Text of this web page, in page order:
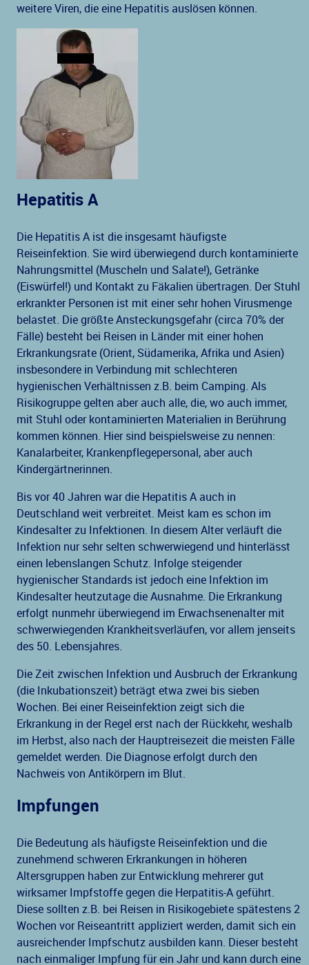
weitere Viren, die eine Hepatitis auslösen können.
Hepatitis A
Die Hepatitis A ist die insgesamt häufigste
Reiseinfektion. Sie wird überwiegend durch kontaminierte
Nahrungsmittel (Muscheln und Salate!), Getränke
(Eiswürfel!) und Kontakt zu Fäkalien übertragen. Der Stuhl
erkrankter Personen ist mit einer sehr hohen Virusmenge
belastet. Die größte Ansteckungsgefahr (circa 70% der
Fälle) besteht bei Reisen in Länder mit einer hohen
Erkrankungsrate (Orient, Südamerika, Afrika und Asien)
insbesondere in Verbindung mit schlechteren
hygienischen Verhältnissen z.B. beim Camping. Als
Risikogruppe gelten aber auch alle, die, wo auch immer,
mit Stuhl oder kontaminierten Materialien in Berührung
kommen können. Hier sind beispielsweise zu nennen:
Kanalarbeiter, Krankenpflegepersonal, aber auch
Kindergärtnerinnen.
Bis vor 40 Jahren war die Hepatitis A auch in
Deutschland weit verbreitet. Meist kam es schon im
Kindesalter zu Infektionen. In diesem Alter verläuft die
Infektion nur sehr selten schwerwiegend und hinterlässt
einen lebenslangen Schutz. Infolge steigender
hygienischer Standards ist jedoch eine Infektion im
Kindesalter heutzutage die Ausnahme. Die Erkrankung
erfolgt nunmehr überwiegend im Erwachsenenalter mit
schwerwiegenden Krankheitsverläufen, vor allem jenseits
des 50. Lebensjahres.
Die Zeit zwischen Infektion und Ausbruch der Erkrankung
(die Inkubationszeit) beträgt etwa zwei bis sieben
Wochen. Bei einer Reiseinfektion zeigt sich die
Erkrankung in der Regel erst nach der Rückkehr, weshalb
im Herbst, also nach der Hauptreisezeit die meisten Fälle
gemeldet werden. Die Diagnose erfolgt durch den
Nachweis von Antikörpern im Blut.
Impfungen
Die Bedeutung als häufigste Reiseinfektion und die
zunehmend schweren Erkrankungen in höheren
Altersgruppen haben zur Entwicklung mehrerer gut
wirksamer Impfstoffe gegen die Herpatitis-A geführt.
Diese sollten z.B. bei Reisen in Risikogebiete spätestens 2
Wochen vor Reiseantritt appliziert werden, damit sich ein
ausreichender Impfschutz ausbilden kann. Dieser besteht
nach einmaliger Impfung für ein Jahr und kann durch eine